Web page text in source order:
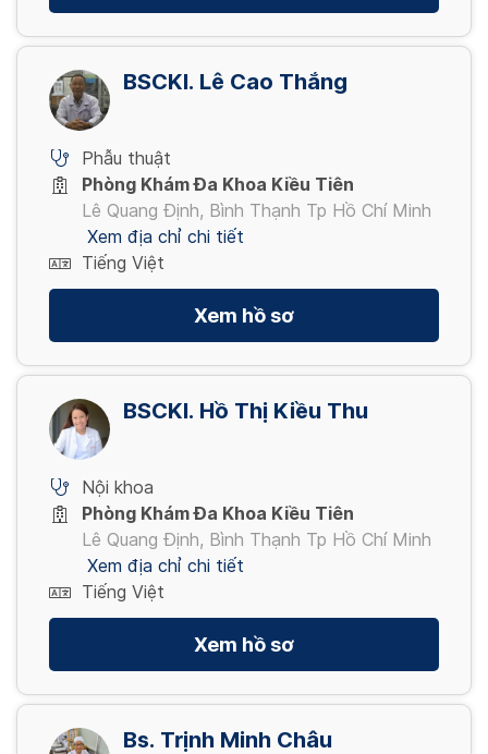
BSCKI. Lê Cao Thắng
Phẫu thuật
Phòng Khám Đa Khoa Kiều Tiên
Lê Quang Định, Bình Thạnh Tp Hồ Chí Minh
Xem địa chỉ chi tiết
Tiếng Việt
Xem hồ sơ
BSCKI. Hồ Thị Kiều Thu
Nội khoa
Phòng Khám Đa Khoa Kiều Tiên
Lê Quang Định, Bình Thạnh Tp Hồ Chí Minh
Xem địa chỉ chi tiết
Tiếng Việt
Xem hồ sơ
Bs. Trịnh Minh Châu